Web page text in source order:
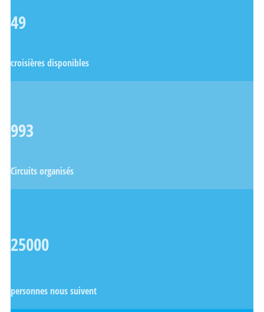
49
croisières disponibles
993
Circuits organisés
25000
personnes nous suivent